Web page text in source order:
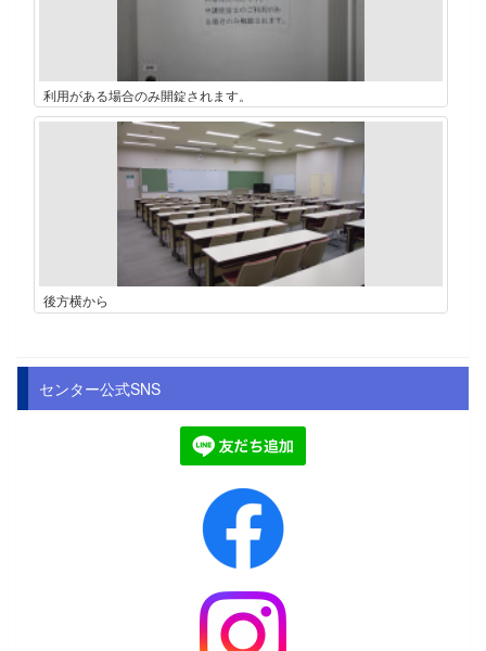
利用がある場合のみ開錠されます。
後方横から
センター公式SNS